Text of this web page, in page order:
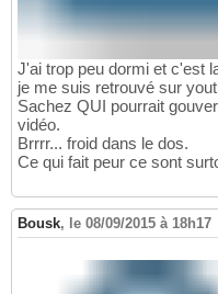
J'ai trop peu dormi et c'est
je me suis retrouvé sur
Sachez QUI pourrait
vidéo.
Brrrr... froid dans le dos.
Ce qui fait peur ce sont
Bousk, le 08/09/2015 à 18h17